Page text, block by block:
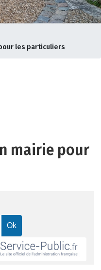
les particuliers
mairie pour